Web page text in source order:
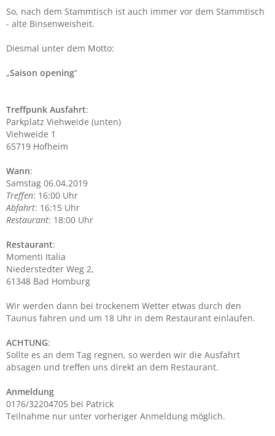
So, nach dem Stammtisch ist auch immer vor dem Stammtisch
- alte Binsenweisheit.
Diesmal unter dem Motto:
„Saison opening“
Treffpunk Ausfahrt:
Parkplatz Viehweide (unten)
Viehweide 1
65719 Hofheim
Wann:
Samstag 06.04.2019
Treffen: 16:00 Uhr
Abfahrt: 16:15 Uhr
Restaurant: 18:00 Uhr
Restaurant:
Momenti Italia
Niederstedter Weg 2,
61348 Bad Homburg
Wir werden dann bei trockenem Wetter etwas durch den
Taunus fahren und um 18 Uhr in dem Restaurant einlaufen.
ACHTUNG:
Sollte es an dem Tag regnen, so werden wir die Ausfahrt
absagen und treffen uns direkt an dem Restaurant.
Anmeldung
0176/32204705 bei Patrick
Teilnahme nur unter vorheriger Anmeldung möglich.